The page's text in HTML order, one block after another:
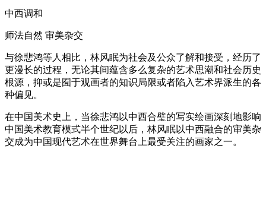
中西调和
师法自然 审美杂交
与徐悲鸿等人相比，林风眠为社会及公众了解和接受，经历了
更漫长的过程，无论其间蕴含多么复杂的艺术思潮和社会历史
根源，抑或是囿于观画者的知识局限或者陷入艺术界派生的各
种偏见。
在中国美术史上，当徐悲鸿以中西合璧的写实绘画深刻地影响
中国美术教育模式半个世纪以后，林风眠以中西融合的审美杂
交成为中国现代艺术在世界舞台上最受关注的画家之一。